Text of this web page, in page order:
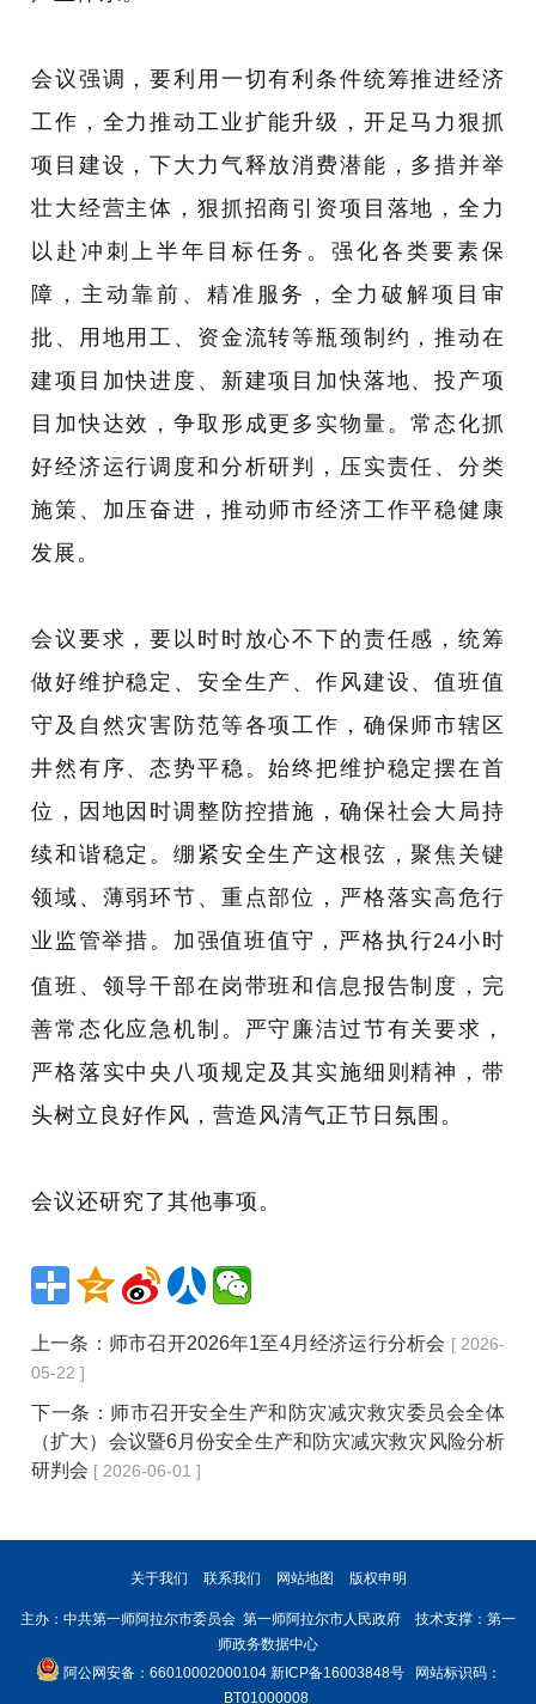
会议强调，要利用一切有利条件统筹推进经济
工作，全力推动工业扩能升级，开足马力狠抓
项目建设，下大力气释放消费潜能，多措并举
壮大经营主体，狠抓招商引资项目落地，全力
以赴冲刺上半年目标任务。强化各类要素保
障，主动靠前、精准服务，全力破解项目审
批、用地用工、资金流转等瓶颈制约，推动在
建项目加快进度、新建项目加快落地、投产项
目加快达效，争取形成更多实物量。常态化抓
好经济运行调度和分析研判，压实责任、分类
施策、加压奋进，推动师市经济工作平稳健康
发展。
会议要求，要以时时放心不下的责任感，统筹
做好维护稳定、安全生产、作风建设、值班值
守及自然灾害防范等各项工作，确保师市辖区
井然有序、态势平稳。始终把维护稳定摆在首
位，因地因时调整防控措施，确保社会大局持
续和谐稳定。绷紧安全生产这根弦，聚焦关键
领域、薄弱环节、重点部位，严格落实高危行
业监管举措。加强值班值守，严格执行24小时
值班、领导干部在岗带班和信息报告制度，完
善常态化应急机制。严守廉洁过节有关要求，
严格落实中央八项规定及其实施细则精神，带
头树立良好作风，营造风清气正节日氛围。
会议还研究了其他事项。
上一条： 师市召开2026年1至4月经济运行分析会 [ 2026-
05-22 ]
下一条： 师市召开安全生产和防灾减灾救灾委员会全体
（扩大）会议暨6月份安全生产和防灾减灾救灾风险分析
研判会 [ 2026-06-01 ]
关于我们 联系我们 网站地图 版权申明
主办：中共第一师阿拉尔市委员会 第一师阿拉尔市人民政府 技术支撑：第一
师政务数据中心
阿公网安备：66010002000104 新ICP备16003848号网站标识码：
BT01000008